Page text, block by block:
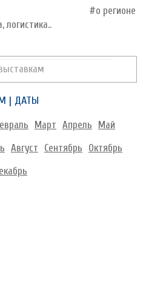
логистика..
#о регионе
| ДАТЫ
Март Апрель Май
Август Сентябрь Октябрь